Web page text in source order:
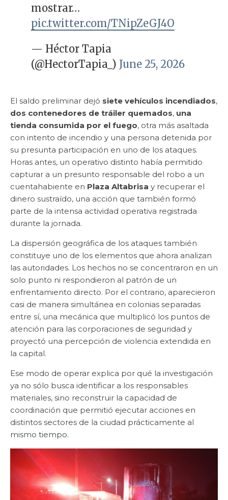
mostrar…
pic.twitter.com/TNipZeGJ4O
— Héctor Tapia
(@HectorTapia_) June 25, 2026
El saldo preliminar dejó siete vehículos incendiados,
dos contenedores de tráiler quemados, una
tienda consumida por el fuego, otra más asaltada
con intento de incendio y una persona detenida por
su presunta participación en uno de los ataques.
Horas antes, un operativo distinto había permitido
capturar a un presunto responsable del robo a un
cuentahabiente en Plaza Altabrisa y recuperar el
dinero sustraído, una acción que también formó
parte de la intensa actividad operativa registrada
durante la jornada.
La dispersión geográfica de los ataques también
constituye uno de los elementos que ahora analizan
las autoridades. Los hechos no se concentraron en un
solo punto ni respondieron al patrón de un
enfrentamiento directo. Por el contrario, aparecieron
casi de manera simultánea en colonias separadas
entre sí, una mecánica que multiplicó los puntos de
atención para las corporaciones de seguridad y
proyectó una percepción de violencia extendida en
la capital.
Ese modo de operar explica por qué la investigación
ya no sólo busca identificar a los responsables
materiales, sino reconstruir la capacidad de
coordinación que permitió ejecutar acciones en
distintos sectores de la ciudad prácticamente al
mismo tiempo.